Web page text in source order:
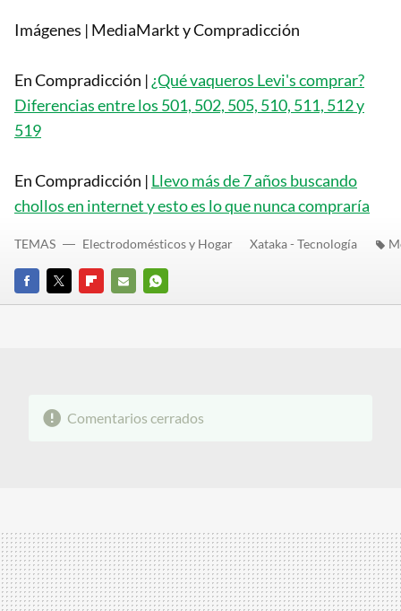
Imágenes | MediaMarkt y Compradicción
En Compradicción | ¿Qué vaqueros Levi's comprar?
Diferencias entre los 501, 502, 505, 510, 511, 512 y
519
En Compradicción | Llevo más de 7 años buscando
chollos en internet y esto es lo que nunca compraría
FACEBOOK
TWITTERFLIPBOARD
E-
WHATSAPP
TEMAS Electrodomésticos y Hogar Xataka - Tecnología
Comentarios cerrados